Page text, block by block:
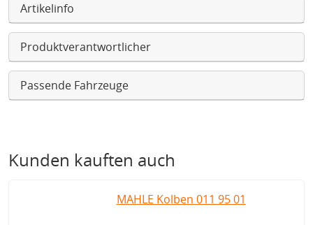
Artikelinfo
Produktverantwortlicher
Passende Fahrzeuge
Kunden kauften auch
MAHLE Kolben 011 95 01